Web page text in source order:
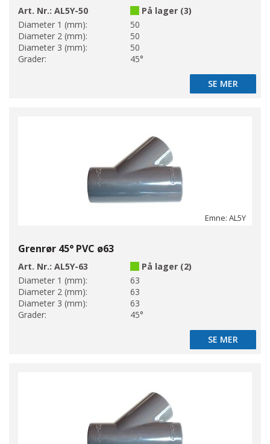
Art. Nr.: AL5Y-50
På lager (3)
Diameter 1 (mm):
50
Diameter 2 (mm):
50
Diameter 3 (mm):
50
Grader:
45°
SE MER
SE MER
Emne: AL5Y
Grenrør 45° PVC ø63
Art. Nr.: AL5Y-63
På lager (2)
Diameter 1 (mm):
63
Diameter 2 (mm):
63
Diameter 3 (mm):
63
Grader:
45°
SE MER
SE MER